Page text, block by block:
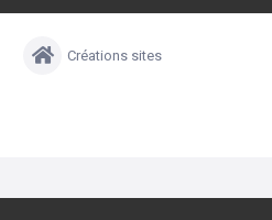
Créations sites